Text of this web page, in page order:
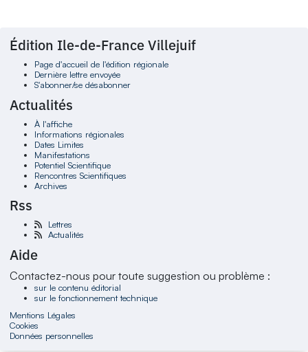
Édition Ile-de-France Villejuif
Page d'accueil de l'édition régionale
Dernière lettre envoyée
S'abonner/se désabonner
Actualités
À l'affiche
Informations régionales
Dates Limites
Manifestations
Potentiel Scientifique
Rencontres Scientifiques
Archives
Rss
Lettres
Actualités
Aide
Contactez-nous pour toute suggestion ou problème :
sur le contenu éditorial
sur le fonctionnement technique
Mentions Légales
Cookies
Données personnelles